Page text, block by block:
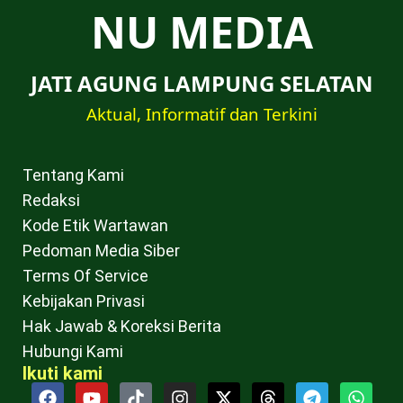
NU MEDIA
JATI AGUNG LAMPUNG SELATAN
Aktual, Informatif dan Terkini
Tentang Kami
Redaksi
Kode Etik Wartawan
Pedoman Media Siber
Terms Of Service
Kebijakan Privasi
Hak Jawab & Koreksi Berita
Hubungi Kami
Ikuti kami